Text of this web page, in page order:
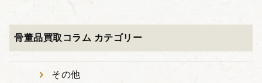
骨董品買取コラム カテゴリー
その他